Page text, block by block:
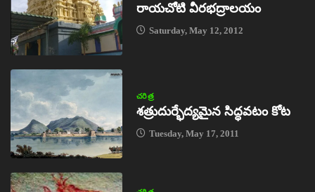
రాయచోటి వీరభద్రాలయం
Saturday, May 12, 2012
చరిత్ర
శత్రుదుర్భేద్యమైన సిద్ధవటం కోట
Tuesday, May 17, 2011